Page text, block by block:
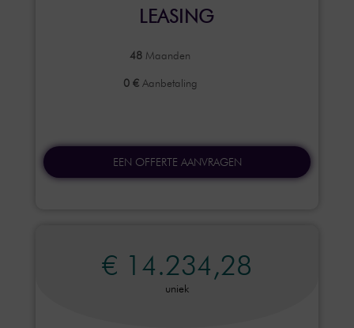
LEASING
48 Maanden
0 €Aanbetaling
EEN OFFERTE AANVRAGEN
€ 14.234,28
uniek